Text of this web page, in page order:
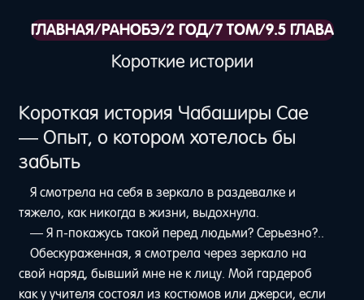
ГЛАВНАЯ/РАНОБЭ/2 ГОД/7 ТОМ/9.5 ГЛАВА
Короткие истории
Короткая история Чабаширы Сае
— Опыт, о котором хотелось бы
забыть
Я смотрела на себя в зеркало в раздевалке и
тяжело, как никогда в жизни, выдохнула.
— Я п-покажусь такой перед людьми? Серьезно?..
Обескураженная, я смотрела через зеркало на
свой наряд, бывший мне не к лицу. Мой гардероб
как у учителя состоял из костюмов или джерси, если